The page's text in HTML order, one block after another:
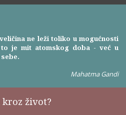
ne leži toliko u mogućnosti
je mit atomskog doba - već u
Mahatma Gandi
kroz život?